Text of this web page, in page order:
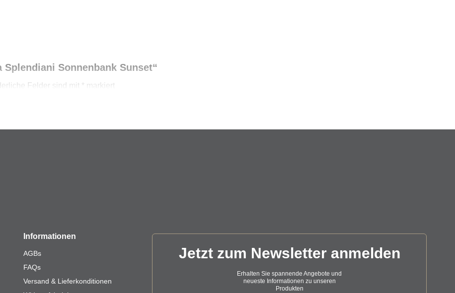
Sonnenbank Sunset“
Felder sind mit * markiert
Informationen
AGBs
FAQs
Versand & Lieferkonditionen
Jetzt zum Newsletter anmelden
Erhalten Sie spannende Angebote und
neueste Informationen zu unseren
Produkten